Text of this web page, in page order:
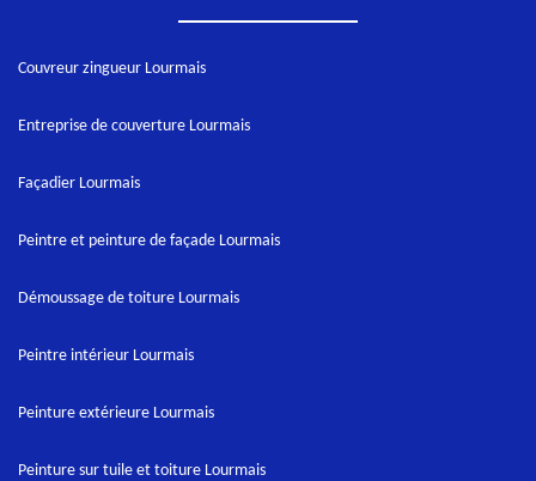
Couvreur zingueur Lourmais
Entreprise de couverture Lourmais
Façadier Lourmais
Peintre et peinture de façade Lourmais
Démoussage de toiture Lourmais
Peintre intérieur Lourmais
Peinture extérieure Lourmais
Peinture sur tuile et toiture Lourmais